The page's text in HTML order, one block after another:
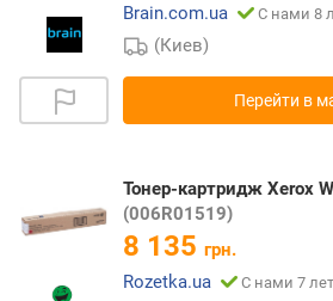
Brain.com.ua
С нами 8
(Киев)
Перейти в
Тонер-картридж Xerox
(006R01519)
8 135 грн.
Rozetka.ua
С нами 7 лет